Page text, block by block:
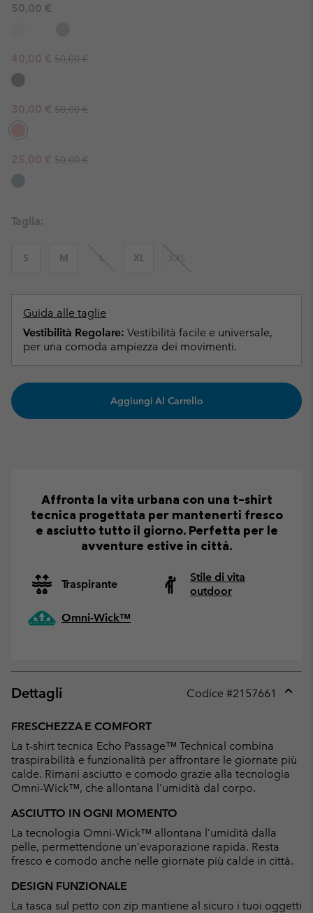
50,00 €
Sale price:
40,00 € Regular price:
50,00 €
Sale price:
30,00 € Regular price:
50,00 €
Sale price:
25,00 € Regular price:
50,00 €
Taglia:
S M L XL XXL
Guida alle taglie
Vestibilità Regolare: Vestibilità facile e universale,
per una comoda ampiezza dei movimenti.
Aggiungi Al Carrello
Affronta la vita urbana con una t-shirt
tecnica progettata per mantenerti fresco
e asciutto tutto il giorno. Perfetta per le
avventure estive in città.
Traspirante
Stile di vita
outdoor
Omni-Wick™
Dettagli Codice #2157661
FRESCHEZZA E COMFORT
La t-shirt tecnica Echo Passage™ Technical combina
traspirabilità e funzionalità per affrontare le giornate più
calde. Rimani asciutto e comodo grazie alla tecnologia
Omni-Wick™, che allontana l’umidità dal corpo.
ASCIUTTO IN OGNI MOMENTO
La tecnologia Omni-Wick™ allontana l’umidità dalla
pelle, permettendone un'evaporazione rapida. Resta
fresco e comodo anche nelle giornate più calde in città.
DESIGN FUNZIONALE
La tasca sul petto con zip mantiene al sicuro i tuoi oggetti